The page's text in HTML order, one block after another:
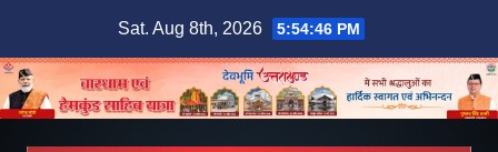
content
Sat. Aug 8th, 2026 5:54:47 PM